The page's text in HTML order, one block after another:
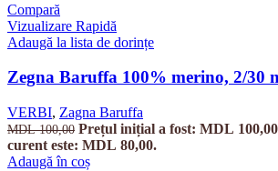
Compară
Vizualizare Rapidă
Adaugă la lista de dorințe
Zegna Baruffa 100% merino, 2/30
VERBI, Zagna Baruffa
MDL100,00 Prețul inițial a fost: MDL
curent este: MDL 80,00.
Adaugă în coș